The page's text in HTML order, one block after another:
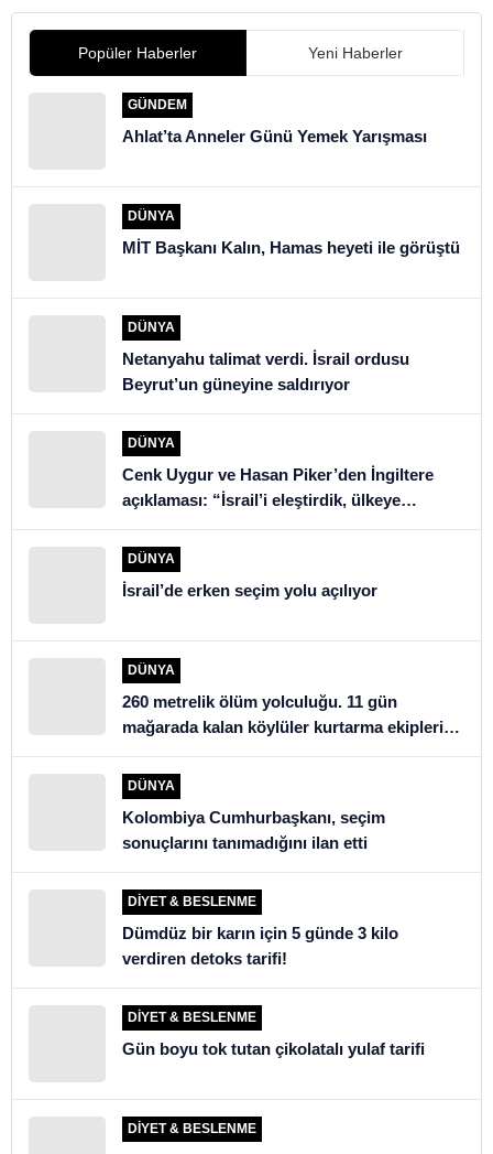
Popüler Haberler Yeni Haberler
GÜNDEM
Ahlat’ta Anneler Günü Yemek Yarışması
DÜNYA
MİT Başkanı Kalın, Hamas heyeti ile görüştü
DÜNYA
Netanyahu talimat verdi. İsrail ordusu
Beyrut’un güneyine saldırıyor
DÜNYA
Cenk Uygur ve Hasan Piker’den İngiltere
açıklaması: “İsrail’i eleştirdik, ülkeye
alınmadık”
DÜNYA
İsrail’de erken seçim yolu açılıyor
DÜNYA
260 metrelik ölüm yolculuğu. 11 gün
mağarada kalan köylüler kurtarma ekiplerini
şoke etti
DÜNYA
Kolombiya Cumhurbaşkanı, seçim
sonuçlarını tanımadığını ilan etti
DIYET & BESLENME
Dümdüz bir karın için 5 günde 3 kilo
verdiren detoks tarifi!
DIYET & BESLENME
Gün boyu tok tutan çikolatalı yulaf tarifi
DIYET & BESLENME